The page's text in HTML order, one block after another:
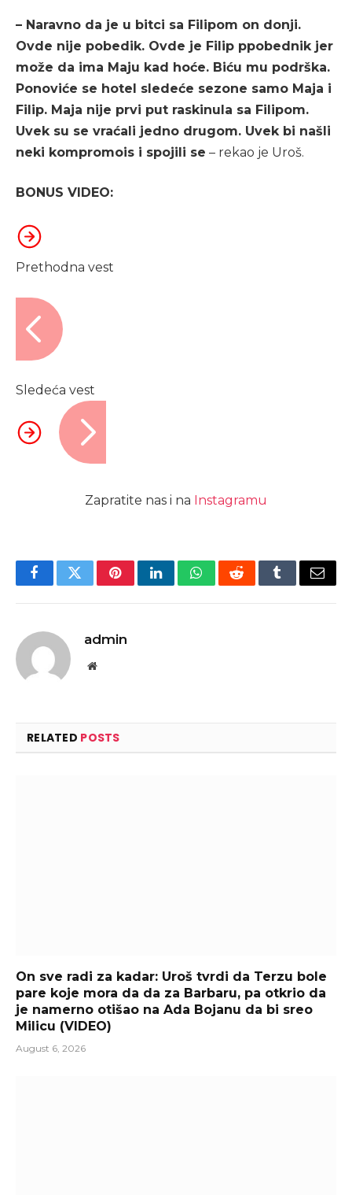
– Naravno da je u bitci sa Filipom on donji.
Ovde nije pobedik. Ovde je Filip ppobednik jer
može da ima Maju kad hoće. Biću mu podrška.
Ponoviće se hotel sledeće sezone samo Maja i
Filip. Maja nije prvi put raskinula sa Filipom.
Uvek su se vraćali jedno drugom. Uvek bi našli
neki kompromois i spojili se – rekao je Uroš.
BONUS VIDEO:
Prethodna vest
Sledeća vest
Zapratite nas i na Instagramu
FacebookTwitterPinterestLinkedInWhatsAppRedditTumblrEmail
admin
Website
RELATED POSTS
On sve radi za kadar: Uroš tvrdi da Terzu bole
pare koje mora da da za Barbaru, pa otkrio da
je namerno otišao na Ada Bojanu da bi sreo
Milicu (VIDEO)
August 6, 2026